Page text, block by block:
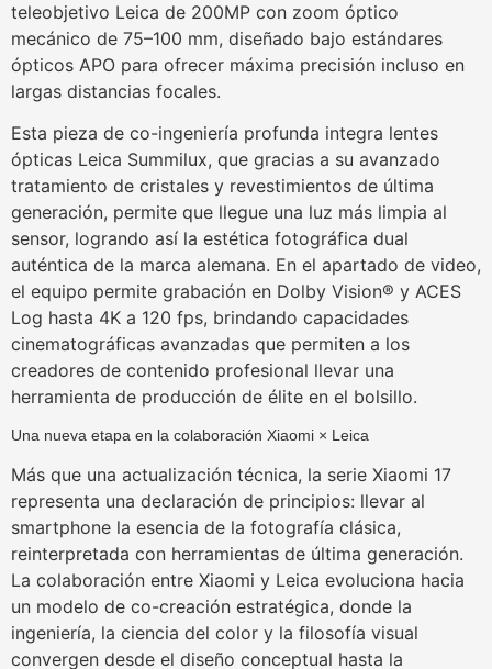
teleobjetivo Leica de 200MP con zoom óptico
mecánico de 75–100 mm, diseñado bajo estándares
ópticos APO para ofrecer máxima precisión incluso en
largas distancias focales.
Esta pieza de co-ingeniería profunda integra lentes
ópticas Leica Summilux, que gracias a su avanzado
tratamiento de cristales y revestimientos de última
generación, permite que llegue una luz más limpia al
sensor, logrando así la estética fotográfica dual
auténtica de la marca alemana. En el apartado de video,
el equipo permite grabación en Dolby Vision® y ACES
Log hasta 4K a 120 fps, brindando capacidades
cinematográficas avanzadas que permiten a los
creadores de contenido profesional llevar una
herramienta de producción de élite en el bolsillo.
Una nueva etapa en la colaboración Xiaomi × Leica
Más que una actualización técnica, la serie Xiaomi 17
representa una declaración de principios: llevar al
smartphone la esencia de la fotografía clásica,
reinterpretada con herramientas de última generación.
La colaboración entre Xiaomi y Leica evoluciona hacia
un modelo de co-creación estratégica, donde la
ingeniería, la ciencia del color y la filosofía visual
convergen desde el diseño conceptual hasta la